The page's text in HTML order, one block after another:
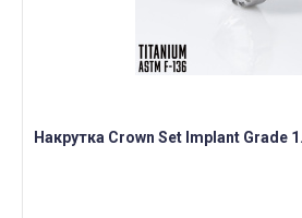
Накрутка Crown Set Implant Grade